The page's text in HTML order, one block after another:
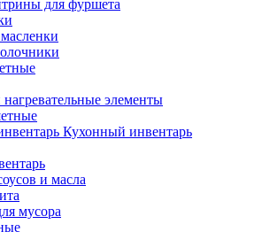
для фуршета
элементы
Кухонный инвентарь
и масла
мусора